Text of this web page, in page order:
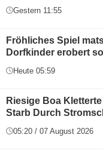
Gestern 11:55
Fröhliches Spiel
Dorfkinder erobert
Heute 05:59
Riesige Boa
Starb Durch
05:20 / 07 August 2026